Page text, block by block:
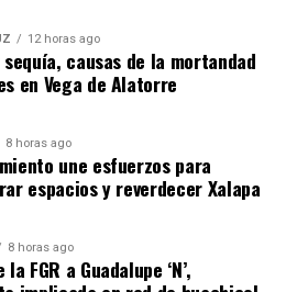
12 horas ago
causas de la mortandad
en Vega de Alatorre
8 horas ago
une esfuerzos para
espacios y reverdecer Xalapa
8 horas ago
FGR a Guadalupe ‘N’,